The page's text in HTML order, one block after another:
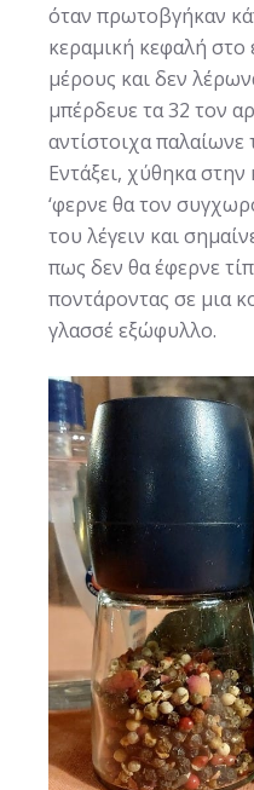
όταν πρωτοβγήκαν
κεραμική κεφαλή
μέρους και δεν
μπέρδευε τα 32 τον
αντίστοιχα
Εντάξει, χύθηκα στην
‘φερνε θα τον
του λέγειν και
πως δεν θα έφερνε
ποντάροντας σε μια
γλασσέ εξώφυλλο.